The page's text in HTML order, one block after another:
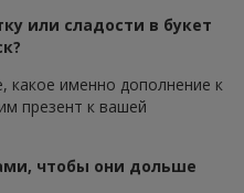
или сладости в букет
какое именно дополнение к
презент к вашей
чтобы они дольше